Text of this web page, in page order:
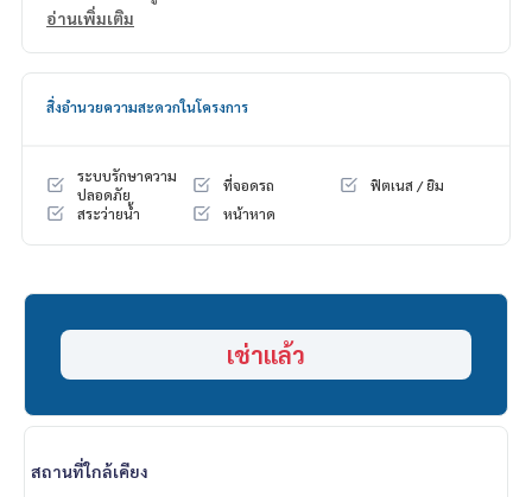
☎️สนใจติดต่อ/นัดดูบ้าน
#rivieracondo
#คอนโดติดหาด
#beachfrontcondo
#condonearbeach
#คอนโดติดทะเล
#pattayacondo
#1Bedroom
#poolview
อ่านเพิ่มเติม
สิ่งอำนวยความสะดวกในโครงการ
ระบบรักษาความ
ปลอดภัย
ที่จอดรถ
ฟิตเนส / ยิม
สระว่ายน้ำ
หน้าหาด
เช่าแล้ว
สถานที่ใกล้เคียง